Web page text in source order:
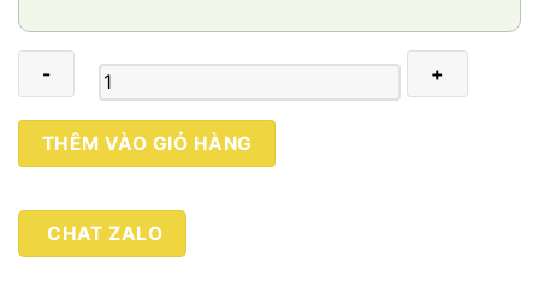
Phong
lan
số
lượng
THÊM VÀO GIỎ HÀNG
CHAT ZALO